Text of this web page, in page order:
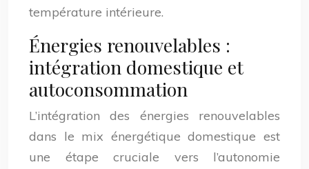
température intérieure.
Énergies renouvelables :
intégration domestique et
autoconsommation
L’intégration des énergies renouvelables
dans le mix énergétique domestique est
une étape cruciale vers l’autonomie